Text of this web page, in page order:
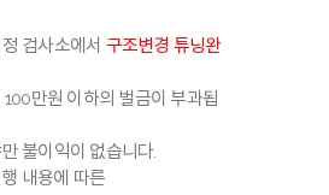
검사소에서 구조변경 튜닝완
만원 이하의 벌금이 부과됩
불이익이 없습니다.
내용에 따른